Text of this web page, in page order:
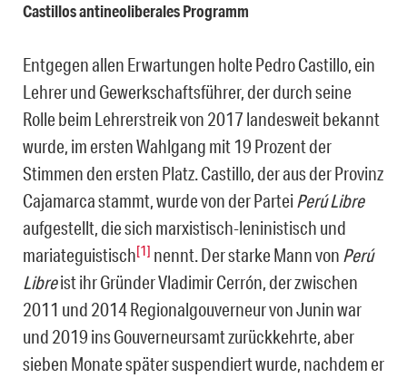
Castillos antineoliberales Programm
Entgegen allen Erwartungen holte Pedro Castillo, ein
Lehrer und Gewerkschaftsführer, der durch seine
Rolle beim Lehrerstreik von 2017 landesweit bekannt
wurde, im ersten Wahlgang mit 19 Prozent der
Stimmen den ersten Platz. Castillo, der aus der Provinz
Cajamarca stammt, wurde von der Partei Perú Libre
aufgestellt, die sich marxistisch-leninistisch und
mariateguistisch[1] nennt. Der starke Mann von Perú
Libreist ihr Gründer Vladimir Cerrón, der zwischen
2011 und 2014 Regionalgouverneur von Junin war
und 2019 ins Gouverneursamt zurückkehrte, aber
sieben Monate später suspendiert wurde, nachdem er